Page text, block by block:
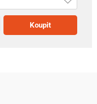
Koupit